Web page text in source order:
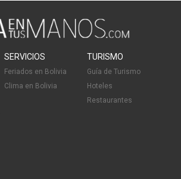
SERVICIOS
Feriados en Bolivia
Clima en Bolivia
TURISMO
Guía de Turismo
Hoteles
Restaurantes